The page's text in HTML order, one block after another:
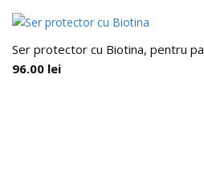
Ser protector cu Biotina, pentru
96.00 lei